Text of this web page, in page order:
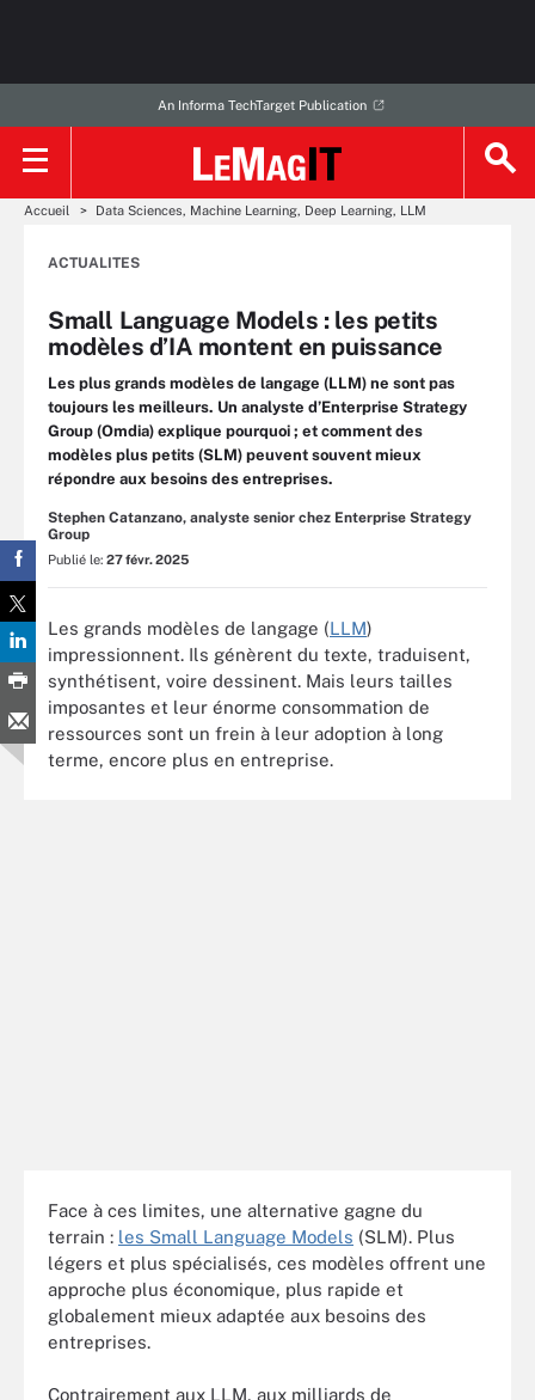
An Informa TechTarget Publication
Accueil Data Sciences, Machine Learning, Deep Learning, LLM
ACTUALITES
Small Language Models : les petits
modèles d’IA montent en puissance
Les plus grands modèles de langage (LLM) ne sont pas
toujours les meilleurs. Un analyste d’Enterprise Strategy
Group (Omdia) explique pourquoi ; et comment des
modèles plus petits (SLM) peuvent souvent mieux
répondre aux besoins des entreprises.
Stephen Catanzano, analyste senior chez Enterprise Strategy
Group
Publié le: 27 févr. 2025
Les grands modèles de langage (LLM)
impressionnent. Ils génèrent du texte, traduisent,
synthétisent, voire dessinent. Mais leurs tailles
imposantes et leur énorme consommation de
ressources sont un frein à leur adoption à long
terme, encore plus en entreprise.
Face à ces limites, une alternative gagne du
terrain : les Small Language Models (SLM). Plus
légers et plus spécialisés, ces modèles offrent une
approche plus économique, plus rapide et
globalement mieux adaptée aux besoins des
entreprises.
Contrairement aux LLM, aux milliards de